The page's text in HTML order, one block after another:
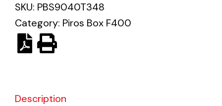
Solar lighting
Variety of solar solutions for all kinds of needs.
SKU: PBS9040T348
Category: Piros Box F400
Description